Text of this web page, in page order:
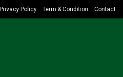
Privacy Policy Term & Condition Contact